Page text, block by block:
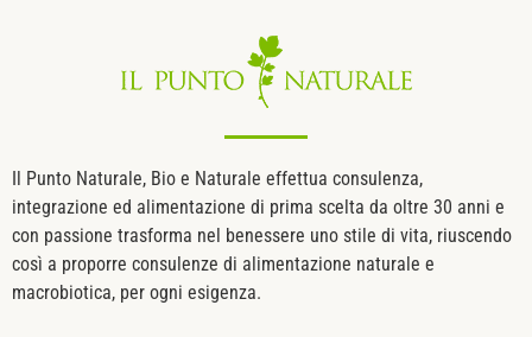
Il Punto Naturale, Bio e Naturale effettua consulenza,
integrazione ed alimentazione di prima scelta da oltre 30 anni e
con passione trasforma nel benessere uno stile di vita, riuscendo
così a proporre consulenze di alimentazione naturale e
macrobiotica, per ogni esigenza.